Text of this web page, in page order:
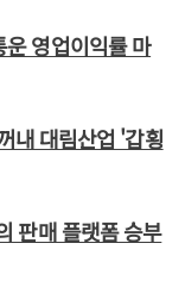
영업이익률 마
내 대림산업 '갑횡
판매 플랫폼 승부